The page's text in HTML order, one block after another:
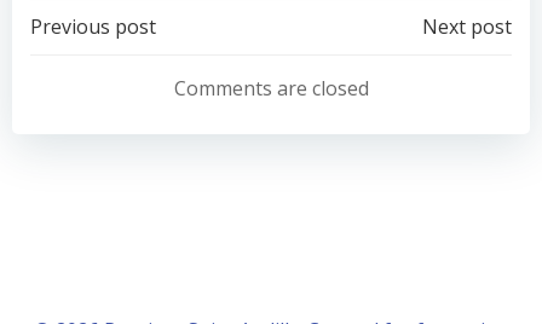
Navigation
l’article
Previous post
Navigation
de
l’article
Next post
Comments are closed